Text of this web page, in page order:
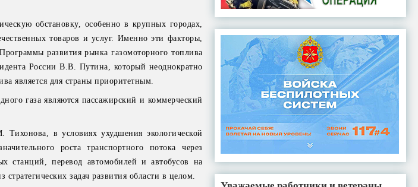
обстановку, особенно в крупных городах,
товаров и услуг. Именно эти факторы,
развития рынка газомоторного топлива
России В.В. Путина, который неоднократно
является для страны приоритетным.
газа являются пассажирский и коммерческий
в условиях ухудшения экологической
роста транспортного потока через
станций, перевод автомобилей и автобусов на
стратегических задач развития области в целом.